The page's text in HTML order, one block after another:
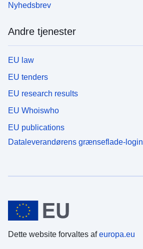
Nyhedsbrev
Andre tjenester
EU law
EU tenders
EU research results
EU Whoiswho
EU publications
Dataleverandørens grænseflade-login
Dette website forvaltes afeuropa.eu